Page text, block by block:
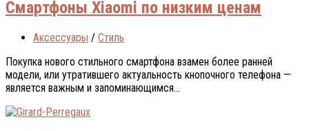
Смартфоны Xiaomi по низким ценам
Аксессуары / Стиль
Покупка нового стильного смартфона взамен более ранней
модели, или утратившего актуальность кнопочного телефона —
является важным и запоминающимся...